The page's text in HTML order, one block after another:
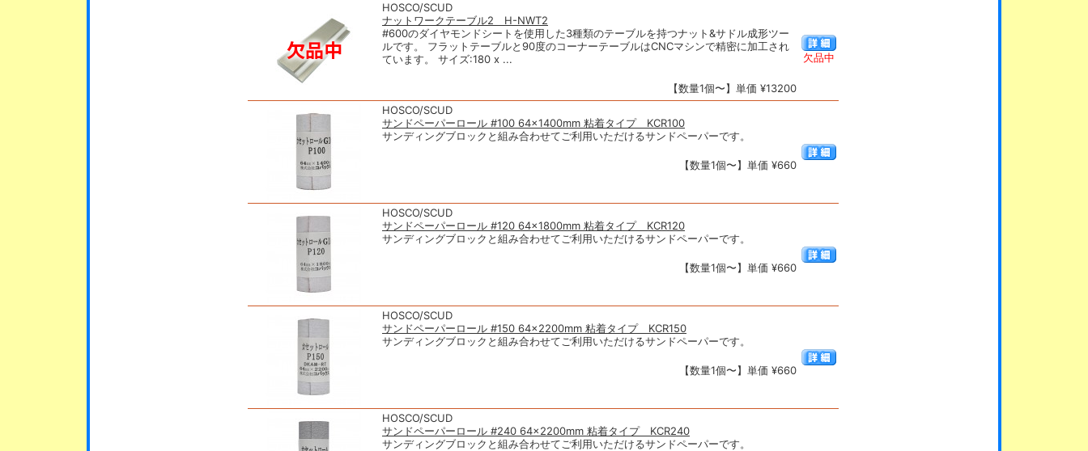
HOSCO/SCUD
ナットワークテーブル2 H-NWT2
#600のダイヤモンドシートを使用した3種類のテーブルを持つナット&サドル成形ツー
ルです。 フラットテーブルと90度のコーナーテーブルはCNCマシンで精密に加工され
ています。 サイズ:180 x ...
【数量1個〜】単価 ¥13200
欠品中
HOSCO/SCUD
サンドペーパーロール #100 64×1400mm 粘着タイプ KCR100
サンディングブロックと組み合わせてご利用いただけるサンドペーパーです。
【数量1個〜】単価 ¥660
HOSCO/SCUD
サンドペーパーロール #120 64×1800mm 粘着タイプ KCR120
サンディングブロックと組み合わせてご利用いただけるサンドペーパーです。
【数量1個〜】単価 ¥660
HOSCO/SCUD
サンドペーパーロール #150 64×2200mm 粘着タイプ KCR150
サンディングブロックと組み合わせてご利用いただけるサンドペーパーです。
【数量1個〜】単価 ¥660
HOSCO/SCUD
サンドペーパーロール #240 64×2200mm 粘着タイプ KCR240
サンディングブロックと組み合わせてご利用いただけるサンドペーパーです。